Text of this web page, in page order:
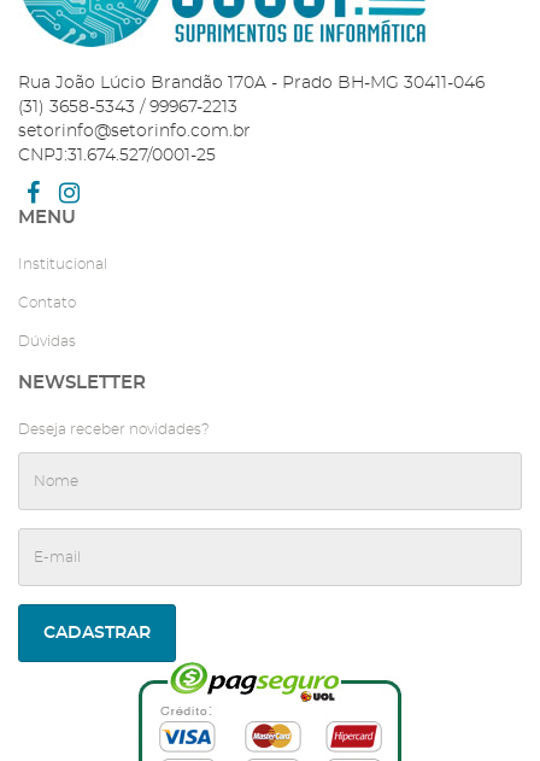
Rua João Lúcio Brandão 170A - Prado BH-MG 30411-046
(31) 3658-5343 / 99967-2213
setorinfo@setorinfo.com.br
CNPJ:31.674.527/0001-25
MENU
Institucional
Contato
Dúvidas
NEWSLETTER
Deseja receber novidades?
CADASTRAR